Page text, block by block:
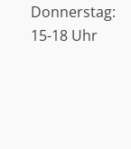
Donnerstag:
15-18 Uhr